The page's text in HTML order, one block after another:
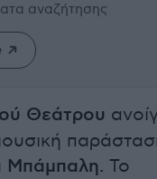
αναζήτησης
Θεάτρου
Μπάμπαλη. Το